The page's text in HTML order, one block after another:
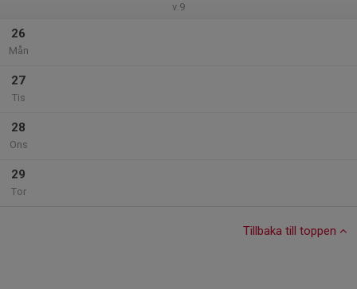
v.9
26
Mån
27
Tis
28
Ons
29
Tor
Tillbaka till toppen